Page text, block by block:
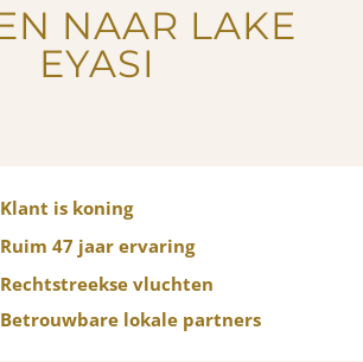
NAAR LAKE
EYASI
Klant is koning
Ruim 47 jaar ervaring
Rechtstreekse vluchten
Betrouwbare lokale partners